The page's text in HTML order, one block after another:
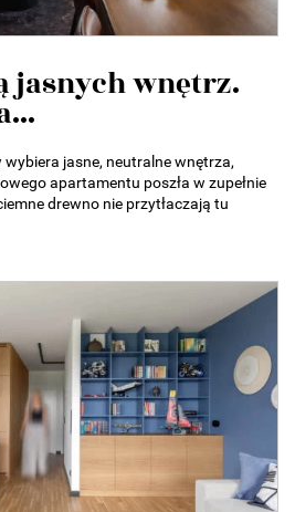
jasnych wnętrz.
jasne, neutralne wnętrza,
apartamentu poszła w zupełnie
drewno nie przytłaczają tu